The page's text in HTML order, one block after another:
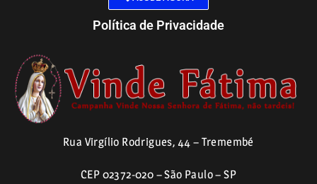
Política de Privacidade
Rua Virgílio Rodrigues, 44 – Tremembé
CEP 02372-020 – São Paulo – SP